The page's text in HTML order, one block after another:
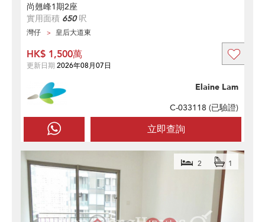
尚翹峰1期2座
實用面積 650呎
灣仔 皇后大道東
立即查詢
Elaine Lam
C-033118 (已驗證)
HK$ 1,500萬
更新日期 2026年08月07日
2 1